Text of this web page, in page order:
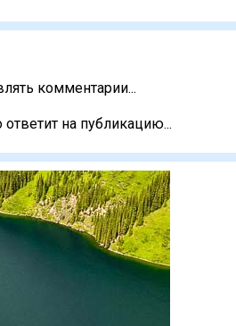
комментарии...
на публикацию...